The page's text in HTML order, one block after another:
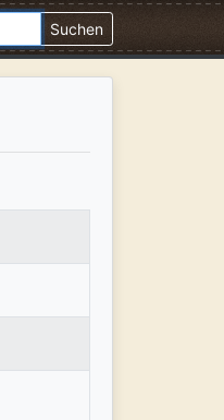
Suchen